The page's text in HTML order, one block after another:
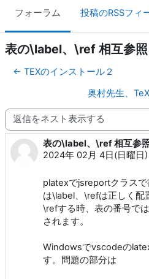
フォーラム 投稿のRSSフィ
表の\label、\ref 相互参
← TEXのインストール２
奥村先生、
表示モード
表の\label、\ref 相互参
2024年 02月 4日(日曜日)
返信数: 7
platexでjsreportクラス
は\label、\refは正しく配
\refする時、表の番号で
されます。
Windowsでvscodeの
す。問題の部分は